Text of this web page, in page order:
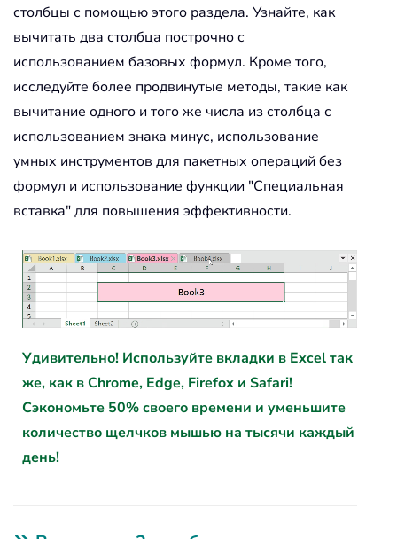
столбцы с помощью этого раздела. Узнайте, как
вычитать два столбца построчно с
использованием базовых формул. Кроме того,
исследуйте более продвинутые методы, такие как
вычитание одного и того же числа из столбца с
использованием знака минус, использование
умных инструментов для пакетных операций без
формул и использование функции "Специальная
вставка" для повышения эффективности.
Удивительно! Используйте вкладки в Excel так
же, как в Chrome, Edge, Firefox и Safari!
Сэкономьте 50% своего времени и уменьшите
количество щелчков мышью на тысячи каждый
день!